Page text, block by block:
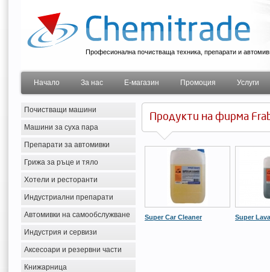
Професионална почистваща техника, препарати и
Начало За нас Е-магазин Промоция Услуги
Почистващи машини
Машини за суха пара
Препарати за автомивки
Грижа за ръце и тяло
Хотели и ресторанти
Индустриални препарати
Автомивки на самообслужване
Индустрия и сервизи
Аксесоари и резервни части
Книжарница
Продукти на фирма
Super Car Cleaner Super